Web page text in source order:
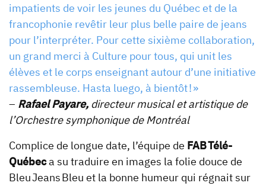
impatients de voir les jeunes du Québec et de la
francophonie revêtir leur plus belle paire de jeans
pour l’interpréter. Pour cette sixième collaboration,
un grand merci à Culture pour tous, qui unit les
élèves et le corps enseignant autour d’une initiative
rassembleuse. Hasta luego, à bientôt ! »
– Rafael Payare, directeur musical et artistique de
l’Orchestre symphonique de Montréal
Complice de longue date, l’équipe de FAB Télé-
Québeca su traduire en images la folie douce de
Bleu Jeans Bleu et la bonne humeur qui régnait sur